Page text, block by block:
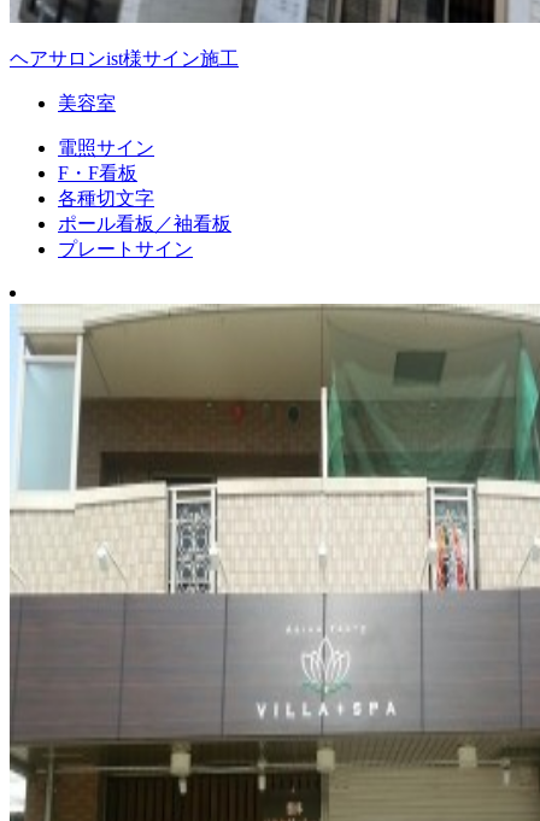
ヘアサロンist様サイン施工
美容室
電照サイン
F・F看板
各種切文字
ポール看板／袖看板
プレートサイン